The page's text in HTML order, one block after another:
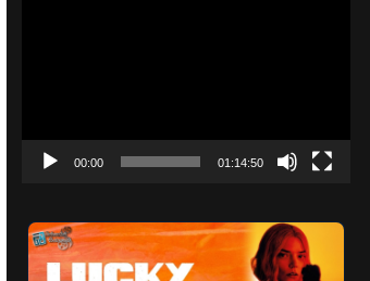
00:00 01:14:50